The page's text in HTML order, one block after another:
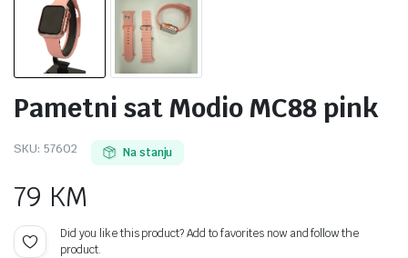
Pametni sat Modio MC88 pink
SKU: 57602 Na stanju
79 KM
Did you like this product? Add to favorites now and follow the
product.